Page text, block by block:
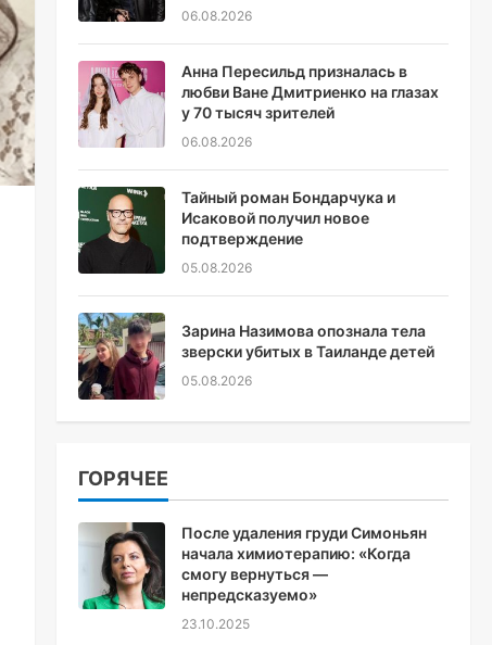
06.08.2026
Анна Пересильд призналась в
любви Ване Дмитриенко на глазах
у 70 тысяч зрителей
06.08.2026
Тайный роман Бондарчука и
Исаковой получил новое
подтверждение
05.08.2026
Зарина Назимова опознала тела
зверски убитых в Таиланде детей
05.08.2026
ГОРЯЧЕЕ
После удаления груди Симоньян
начала химиотерапию: «Когда
смогу вернуться —
непредсказуемо»
23.10.2025